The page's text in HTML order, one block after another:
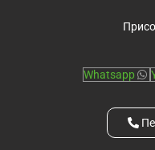
Whatsapp